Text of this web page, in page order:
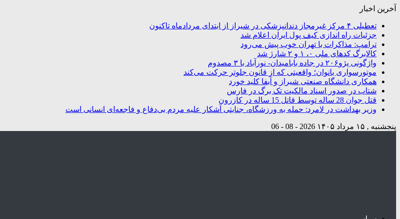
آخرین اخبار
تعطیلی ۴ مرکز غیرمجاز دندانپزشکی در شیراز از ابتدای مردادماه تاکنون
جزئیات راه اندازی کیف پول ایران اعلام شد
ترامپ: مذاکرات با تهران خوب پیش می‌رود
کالابرگ کدهای ملی ۰، ۱ و ۲ شارژ شد
واژگونی پژو۲۰۶ در جاده بابامیدان- نورآباد با ۳ مصدوم
موتورسواری بانوان؛ واقعیتی که از قانون جلوتر حرکت می‌کند
همکاری دانشگاه صنعتی شیراز و آبفا کلید خورد
شتاب در صدور اسناد مالکیت تک برگ در فارس
قتل جوان 28 ساله توسط قاتل 15 ساله در کازرون
وزیر بهداشت در لامرد: حمله به ورزشگاه، جنایتی آشکار علیه مردم بی‌دفاع و فاجعه‌ای انسانی است
پنجشنبه , ۱۵ مرداد ۱۴۰۵ 2026 - 08 - 06